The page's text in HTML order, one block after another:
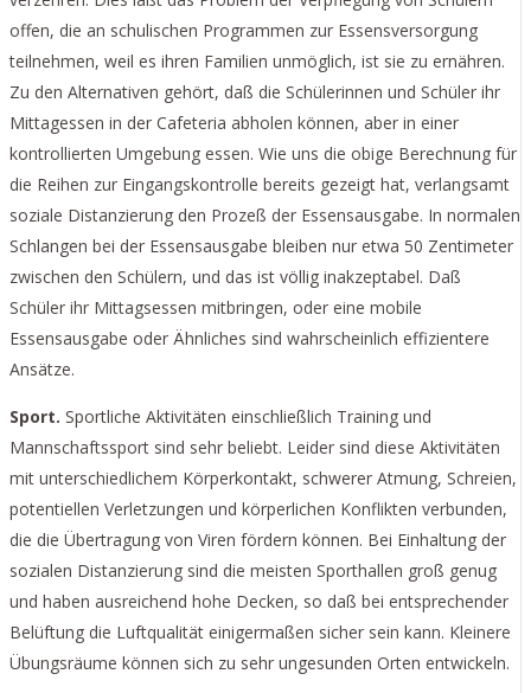
offen, die an schulischen Programmen zur Essensversorgung
teilnehmen, weil es ihren Familien unmöglich, ist sie zu ernähren.
Zu den Alternativen gehört, daß die Schülerinnen und Schüler ihr
Mittagessen in der Cafeteria abholen können, aber in einer
kontrollierten Umgebung essen. Wie uns die obige Berechnung für
die Reihen zur Eingangskontrolle bereits gezeigt hat, verlangsamt
soziale Distanzierung den Prozeß der Essensausgabe. In normalen
Schlangen bei der Essensausgabe bleiben nur etwa 50 Zentimeter
zwischen den Schülern, und das ist völlig inakzeptabel. Daß
Schüler ihr Mittagsessen mitbringen, oder eine mobile
Essensausgabe oder Ähnliches sind wahrscheinlich effizientere
Ansätze.
Sport. Sportliche Aktivitäten einschließlich Training und
Mannschaftssport sind sehr beliebt. Leider sind diese Aktivitäten
mit unterschiedlichem Körperkontakt, schwerer Atmung, Schreien,
potentiellen Verletzungen und körperlichen Konflikten verbunden,
die die Übertragung von Viren fördern können. Bei Einhaltung der
sozialen Distanzierung sind die meisten Sporthallen groß genug
und haben ausreichend hohe Decken, so daß bei entsprechender
Belüftung die Luftqualität einigermaßen sicher sein kann. Kleinere
Übungsräume können sich zu sehr ungesunden Orten entwickeln.